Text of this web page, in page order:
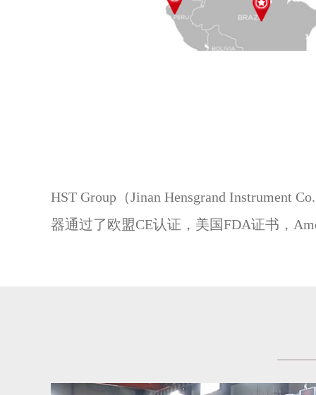
HST Group（Jinan Hensgrand Instrument
器通过了欧盟CE认证，美国FDA证书，